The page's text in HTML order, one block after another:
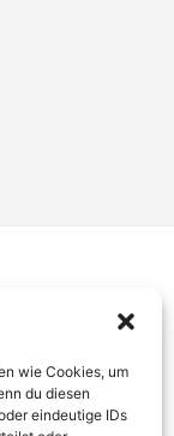
wie Cookies, um
du diesen
eindeutige IDs